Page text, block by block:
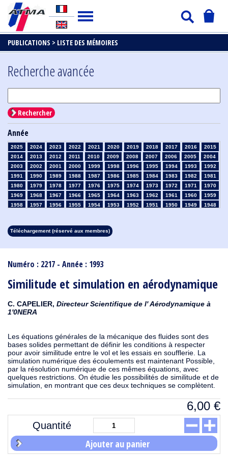
PUBLICATIONS > LISTE DES MÉMOIRES
Numéro : 2217 - Année : 1993
Similitude et simulation en aérodynamique
C. CAPELIER, Directeur Scientifique de l' Aérodynamique à
1'0NERA
Les équations générales de la mécanique des fluides sont des
bases solides permettant de définir les conditions à respecter
pour avoir similitude entre le vol et les essais en soufflerie. La
simulation numérique des écoulements est maintenant Possible,
par la résolution numérique de ces mêmes équations, avec
quelques restrictions. On étudie les possibilités de similitude et de
simulation, en montrant que ces deux techniques se complètent.
6,00 €
Quantité
Ajouter au panier
Recherche avancée
Rechercher
Année
2025 2024 2023 2022 2021 2020 2019 2018 2017 2016
2015
2014
2013 2012 2011 2010 2009 2008 2007 2006 2005
2004
2003
2002 2001 2000 1999 1998 1996 1995 1994 1993
1992
1991
1990 1989 1988 1987 1986 1985 1984 1983 1982
1981
1980
1979 1978 1977 1976 1975 1974 1973 1972 1971
1970
1969
1968 1967 1966 1965 1964 1963 1962 1961 1960
1959
1958
1957 1956 1955 1954 1953 1952 1951 1950 1949
1948
1913
1912 1911 1910 1909 1908
Téléchargement (réservé aux membres)